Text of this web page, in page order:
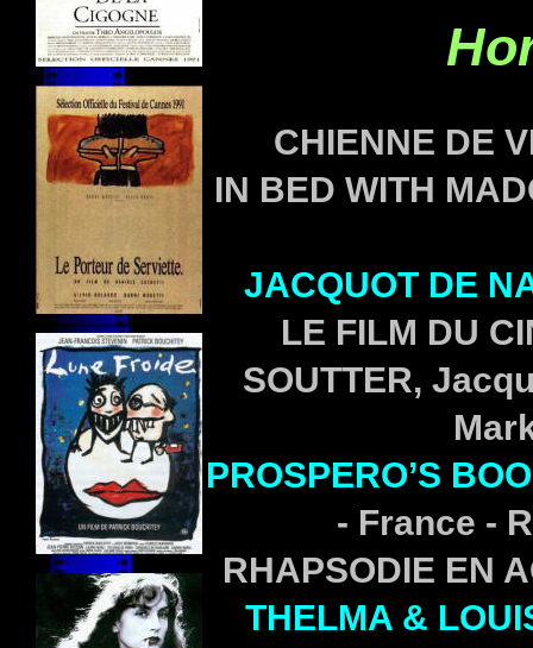
CHIENNE DE
IN BED WITH
JACQUOT DE
LE FILM DU
SOUTTER,
PROSPERO’S
- France -
RHAPSODIE EN
THELMA &